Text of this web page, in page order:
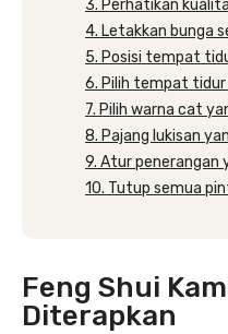
3. Perhatikan
4. Letakkan bunga
5. Posisi tempat
6. Pilih tempat tidur
7. Pilih warna cat
8. Pajang lukisan
9. Atur penerangan
10. Tutup semua
Feng Shui
Diterapkan